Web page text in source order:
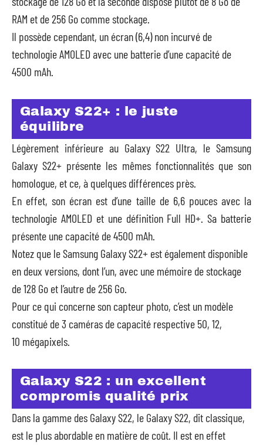
RAM et de 256 Go comme stockage.
Il possède cependant, un écran (6,4) non incurvé de
technologie AMOLED avec une batterie d’une capacité de
4500 mAh.
Galaxy S22+ : le juste
équilibre
Légèrement inférieure au Galaxy S22 Ultra, le Samsung
Galaxy S22+ présente les mêmes fonctionnalités que son
homologue, et ce, à quelques différences près.
En effet, son écran est d’une taille de 6,6 pouces avec la
technologie AMOLED et une définition Full HD+. Sa batterie
présente une capacité de 4500 mAh.
Notez que le Samsung Galaxy S22+ est également disponible
en deux versions, dont l’un, avec une mémoire de stockage
de 128 Go et l’autre de 256 Go.
Pour ce qui concerne son capteur photo, c’est un modèle
constitué de 3 caméras de capacité respective 50, 12,
10 mégapixels.
Galaxy S22 : un excellent
compromis qualité prix
Dans la gamme des Galaxy S22, le Galaxy S22, dit classique,
est le plus abordable en matière de coût. Il est en effet